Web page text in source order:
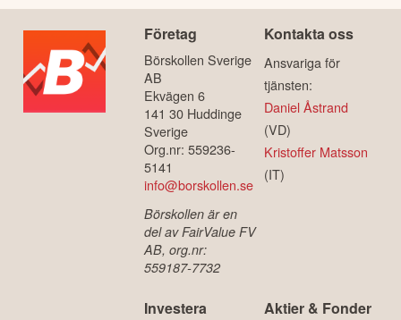
Företag
Börskollen Sverige
AB
Ekvägen 6
141 30 Huddinge
Sverige
Org.nr: 559236-
5141
info@borskollen.se
Börskollen är en
del av FairValue FV
AB, org.nr:
559187-7732
Kontakta oss
Ansvariga för
tjänsten:
Daniel Åstrand
(VD)
Kristoffer Matsson
(IT)
Investera Aktier & Fonder